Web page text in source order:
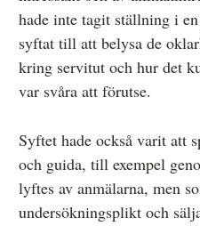
hade inte tagit ställning i
syftat till att belysa de
kring servitut och hur det
var svåra att förutse.
Syftet hade också varit att
och guida, till exempel
lyftes av anmälarna, men
undersökningsplikt och